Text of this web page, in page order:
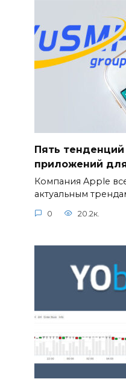
Пять тенденций
приложений
Компания Apple
актуальным
0 20.2к.